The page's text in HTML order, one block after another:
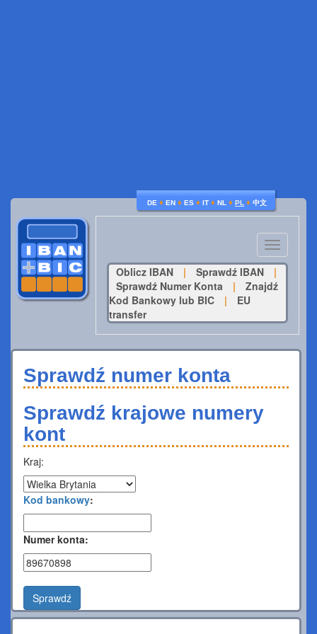
DE ♦ EN ♦ ES ♦ IT ♦ NL ♦ PL ♦ 中文
Toggle
navigation
Oblicz IBAN
| Sprawdź IBAN
|
Sprawdź Numer Konta
|
Znajdź
Kod Bankowy lub BIC
|
EU
transfer
Sprawdź numer konta
Sprawdź krajowe numery
kont
Kraj:
Kod bankowy:
Numer konta:
Sprawdź